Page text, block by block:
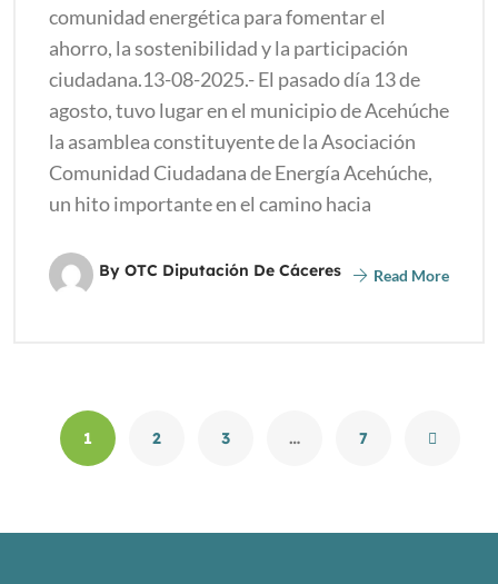
comunidad energética para fomentar el
ahorro, la sostenibilidad y la participación
ciudadana.13-08-2025.- El pasado día 13 de
agosto, tuvo lugar en el municipio de Acehúche
la asamblea constituyente de la Asociación
Comunidad Ciudadana de Energía Acehúche,
un hito importante en el camino hacia
By OTC Diputación De Cáceres Read More
1 2 3 … 7